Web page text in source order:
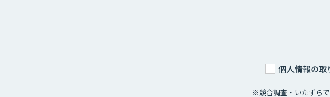
個人情報の取
※競合調査・いたずら